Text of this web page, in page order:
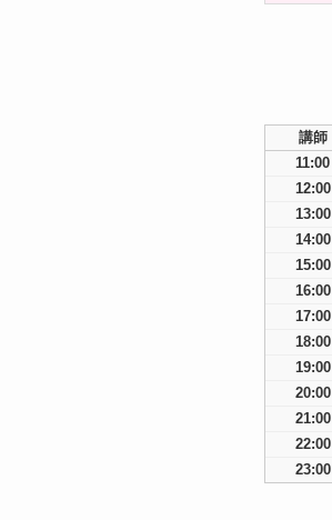
講師
11:00
12:00
13:00
14:00
15:00
16:00
17:00
18:00
19:00
20:00
21:00
22:00
23:00